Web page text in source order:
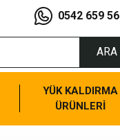
0542 659
ARA
YÜK KALDIRMA
ÜRÜNLERİ